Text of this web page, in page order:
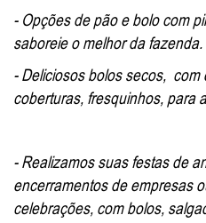
- Opções de pão e bolo com
saboreie o melhor da fazenda.
- Deliciosos bolos secos,
coberturas, fresquinhos, para
- Realizamos suas festas de
encerramentos de empresas
celebrações, com bolos,